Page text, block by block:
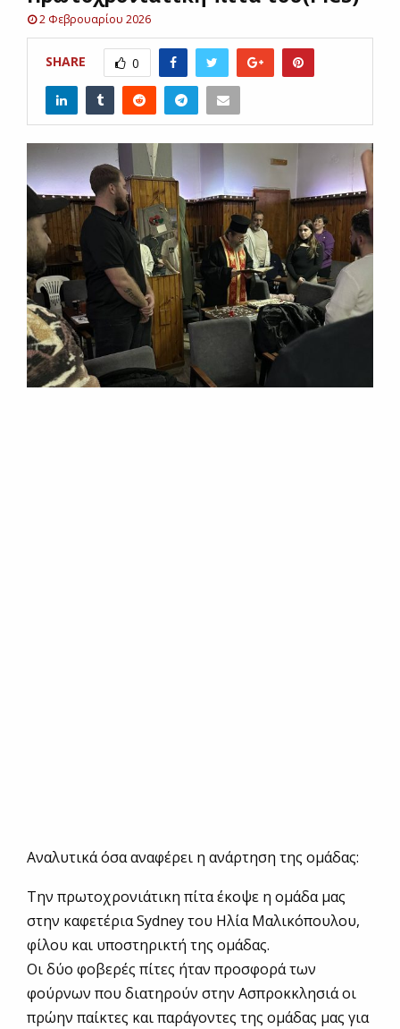
2 Φεβρουαρίου 2026
SHARE 0
Aναλυτικά όσα αναφέρει η ανάρτηση της ομάδας:
Την πρωτοχρονιάτικη πίτα έκοψε η ομάδα μας
στην καφετέρια Sydney του Ηλία Μαλικόπουλου,
φίλου και υποστηρικτή της ομάδας.
Οι δύο φοβερές πίτες ήταν προσφορά των
φούρνων που διατηρούν στην Ασπροκκλησιά οι
πρώην παίκτες και παράγοντες της ομάδας μας για